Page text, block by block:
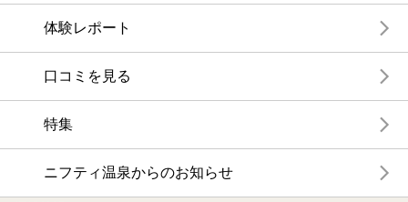
体験レポート
口コミを見る
特集
ニフティ温泉からのお知らせ